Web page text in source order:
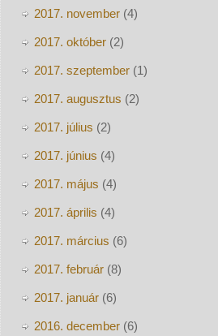
2017. november(4)
2017. október(2)
2017. szeptember(1)
2017. augusztus (2)
2017. július (2)
2017. június (4)
2017. május (4)
2017. április (4)
2017. március (6)
2017. február(8)
2017. január(6)
2016. december(6)